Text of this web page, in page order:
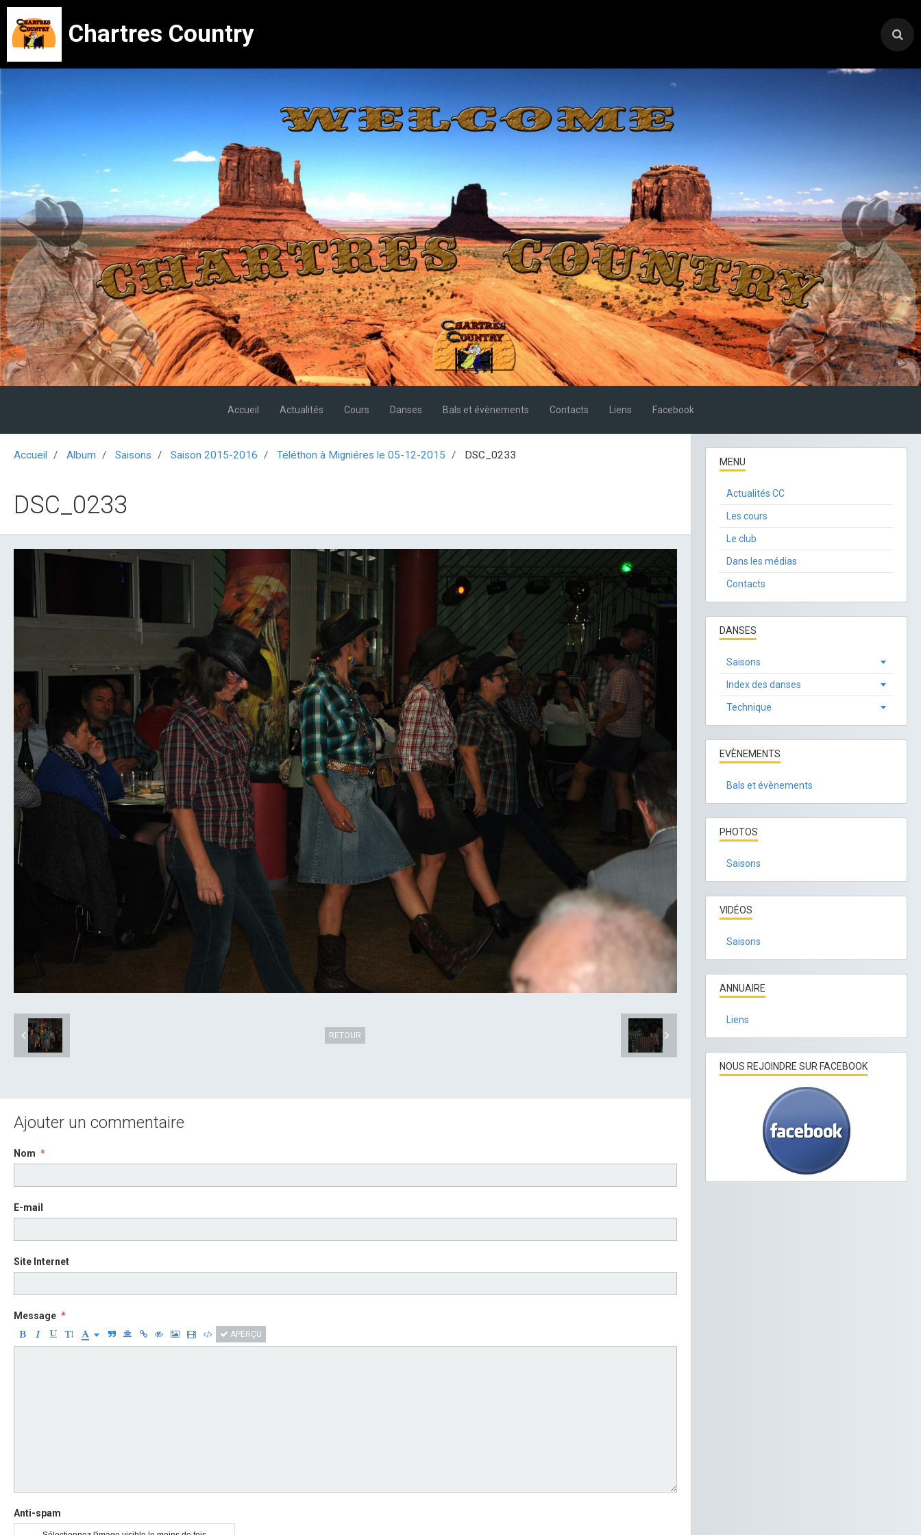
Chartres Country
Accueil Actualités Cours Danses Bals et évènements Contacts Liens Facebook
Accueil Album Saisons Saison 2015-2016 Téléthon à Migniéres le 05-12-2015 DSC_0233
DSC_0233
RETOUR
Ajouter un commentaire
Nom
E-mail
Site Internet
Message
APERÇU
Anti-spam
MENU
Actualités CC
Les cours
Le club
Dans les médias
Contacts
DANSES
Saisons
Index des danses
Technique
EVÈNEMENTS
Bals et évènements
PHOTOS
Saisons
VIDÉOS
Saisons
ANNUAIRE
Liens
NOUS REJOINDRE SUR FACEBOOK